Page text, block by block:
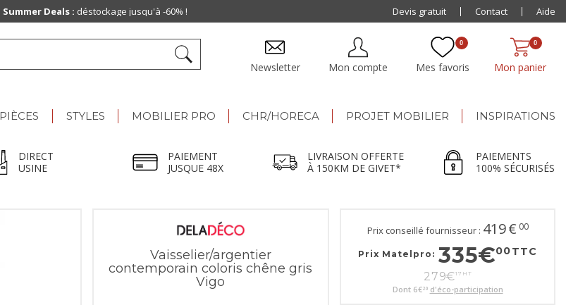
Mon panier
0
Mes favoris
0
Mon compte
Newsletter
PIÈCES STYLES MOBILIER PRO CHR/HORECA PROJET MOBILIER INSPIRATIONS
DIRECT
USINE
PAIEMENT
JUSQUE 48X
LIVRAISON OFFERTE
À 150KM DE GIVET*
PAIEMENTS
100% SÉCURISÉS
Vaisselier/argentier
contemporain coloris chêne gris
Vigo
Prix conseillé fournisseur : 419€ 00
Prix Matelpro: 335€00TTC
279€17 HT
Dont 6€20 d'éco-participation
Summer Deals : déstockage jusqu'à -60% ! Paiement jusqu'à48x
Devis gratuit Contact Aide